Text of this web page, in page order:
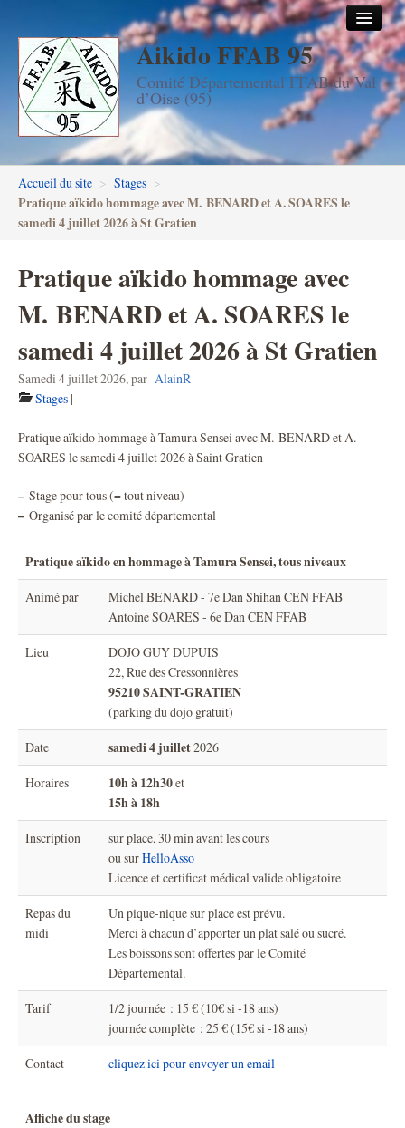
Aikido FFAB 95
Comité Départemental FFAB du Val
d’Oise (95)
Accueil
Les dojos
Stages
Les enseignants
FFAB95
Aïkido enfants & ados
Inscription DAN en ligne
Passage de grades DAN
Accueil du site > Stages >
Pratique aïkido hommage avec M. BENARD et A. SOARES le
samedi 4 juillet 2026 à St Gratien
Pratique aïkido hommage avec
M. BENARD et A. SOARES le
samedi 4 juillet 2026 à St Gratien
Samedi 4 juillet 2026,par AlainR
Stages |
Pratique aïkido hommage à Tamura Sensei avec M. BENARD et A.
SOARES le samedi 4 juillet 2026 à Saint Gratien
– Stage pour tous (= tout niveau)
– Organisé par le comité départemental
Pratique aïkido en hommage à Tamura Sensei, tous niveaux
Animé par
Michel BENARD - 7e Dan Shihan CEN FFAB
Antoine SOARES - 6e Dan CEN FFAB
Lieu
DOJO GUY DUPUIS
22, Rue des Cressonnières
95210 SAINT-GRATIEN
(parking du dojo gratuit)
Date samedi 4 juillet2026
Horaires 10h à 12h30et
15h à 18h
Inscription
sur place, 30 min avant les cours
ou surHelloAsso
Licence et certificat médical valide obligatoire
Repas du
midi
Un pique-nique sur place est prévu.
Merci à chacun d’apporter un plat salé ou sucré.
Les boissons sont offertes par le Comité
Départemental.
Tarif
1/2 journée : 15 € (10€ si -18 ans)
journée complète : 25 € (15€ si -18 ans)
Contact cliquez ici pour envoyer un email
Affiche du stage